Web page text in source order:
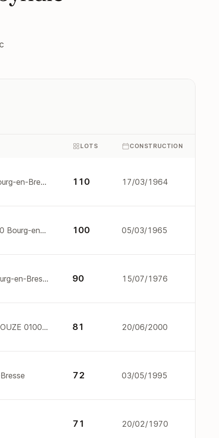
LOTS CONSTRUCTION
bd de l'hippodrome, 01000 Bourg-en-Bresse 110 17/03/1964
2 all du parc saint-nicolas 1000 Bourg-en-Bresse 100 05/03/1965
2 bd edouard herriot 1000 Bourg-en-Bresse 90 15/07/1976
ALLEE DE LA PETITE REYSSOUZE 01000 BOURG EN BRESSE 81 20/06/2000
72 03/05/1995
71 20/02/1970